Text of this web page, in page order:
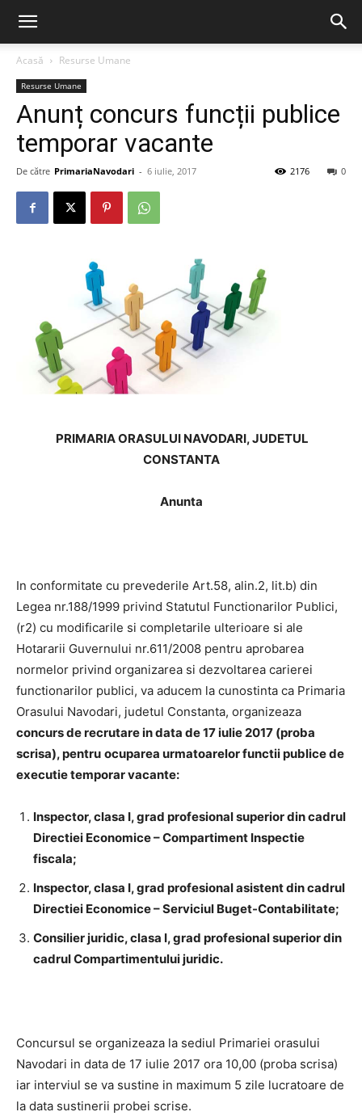
Acasă Resurse Umane
Resurse Umane
Anunț concurs funcții publice
temporar vacante
De către PrimariaNavodari - 6 iulie, 2017 0
2176
PRIMARIA ORASULUI NAVODARI, JUDETUL
CONSTANTA
Anunta
In conformitate cu prevederile Art.58, alin.2, lit.b) din
Legea nr.188/1999 privind Statutul Functionarilor Publici,
(r2) cu modificarile si completarile ulterioare si ale
Hotararii Guvernului nr.611/2008 pentru aprobarea
normelor privind organizarea si dezvoltarea carierei
functionarilor publici, va aducem la cunostinta ca Primaria
Orasului Navodari, judetul Constanta, organizeaza
concurs de recrutare in data de 17 iulie 2017 (proba
scrisa), pentru ocuparea urmatoarelor functii publice de
executie temporar vacante:
Inspector, clasa I, grad profesional superior din cadrul
Directiei Economice – Compartiment Inspectie
fiscala;
Inspector, clasa I, grad profesional asistent din cadrul
Directiei Economice – Serviciul Buget-Contabilitate;
Consilier juridic, clasa I, grad profesional superior din
cadrul Compartimentului juridic.
Concursul se organizeaza la sediul Primariei orasului
Navodari in data de 17 iulie 2017 ora 10,00 (proba scrisa)
iar interviul se va sustine in maximum 5 zile lucratoare de
la data sustinerii probei scrise.